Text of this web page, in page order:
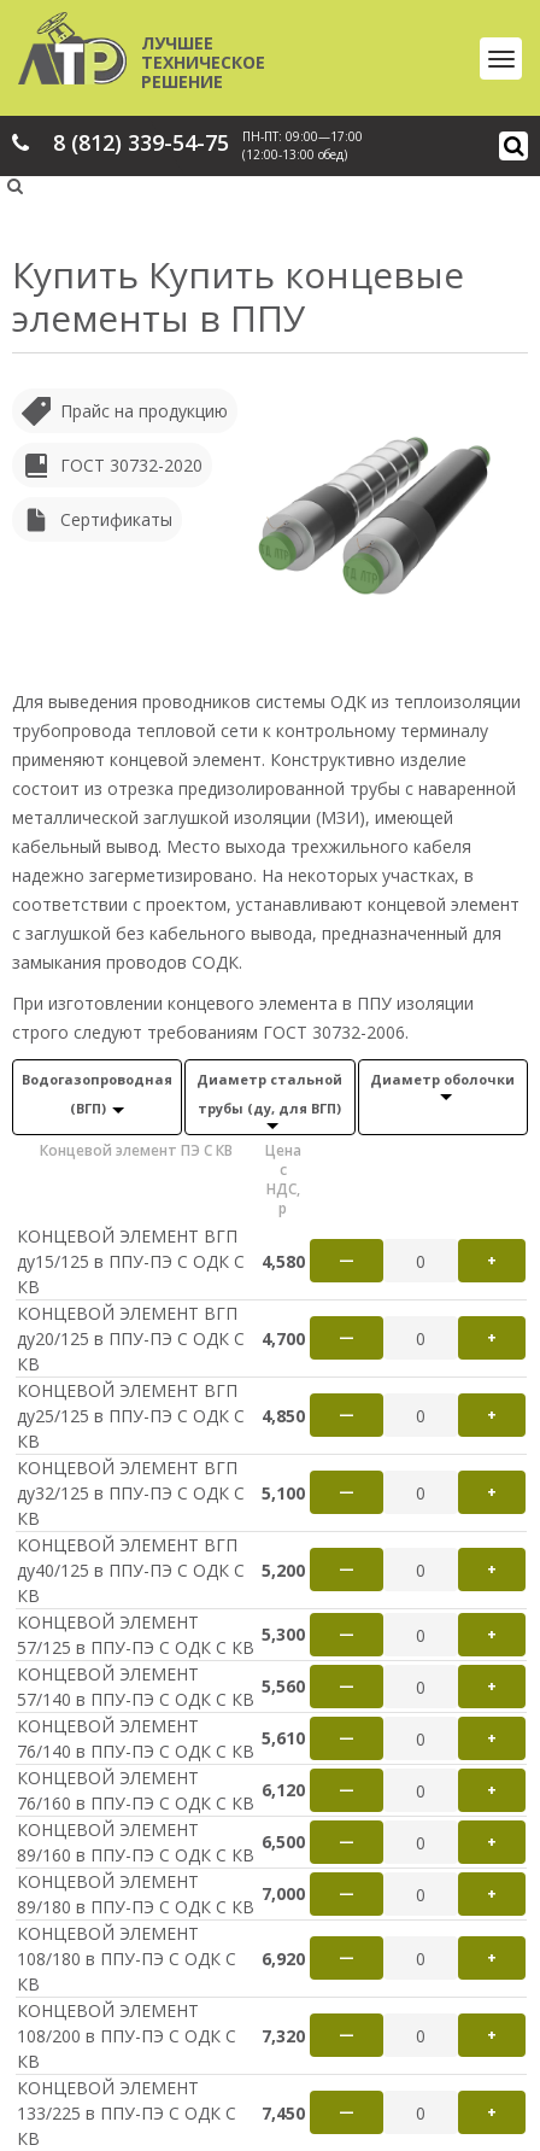
ЛУЧШЕЕ
ТЕХНИЧЕСКОЕ
РЕШЕНИЕ
8 (812) 339-54-75
ПН-ПТ: 09:00—17:00
(12:00-13:00 обед)
Купить Купить концевые
элементы в ППУ
Прайс на продукцию
ГОСТ 30732-2020
Сертификаты
Для выведения проводников системы ОДК из теплоизоляции
трубопровода тепловой сети к контрольному терминалу
применяют концевой элемент. Конструктивно изделие
состоит из отрезка предизолированной трубы с наваренной
металлической заглушкой изоляции (МЗИ), имеющей
кабельный вывод. Место выхода трехжильного кабеля
надежно загерметизировано. На некоторых участках, в
соответствии с проектом, устанавливают концевой элемент
с заглушкой без кабельного вывода, предназначенный для
замыкания проводов СОДК.
При изготовлении концевого элемента в ППУ изоляции
строго следуют требованиям ГОСТ 30732-2006.
Водогазопроводная
(ВГП)
Диаметр стальной
трубы (ду, для ВГП)
Диаметр оболочки
Концевой элемент ПЭ С КВ
Цена
с
НДС,
р
КОНЦЕВОЙ ЭЛЕМЕНТ ВГП
ду15/125 в ППУ-ПЭ С ОДК С
КВ
4,580 — +
КОНЦЕВОЙ ЭЛЕМЕНТ ВГП
ду20/125 в ППУ-ПЭ С ОДК С
КВ
4,700 — +
КОНЦЕВОЙ ЭЛЕМЕНТ ВГП
ду25/125 в ППУ-ПЭ С ОДК С
КВ
4,850 — +
КОНЦЕВОЙ ЭЛЕМЕНТ ВГП
ду32/125 в ППУ-ПЭ С ОДК С
КВ
5,100 — +
КОНЦЕВОЙ ЭЛЕМЕНТ ВГП
ду40/125 в ППУ-ПЭ С ОДК С
КВ
5,200 — +
КОНЦЕВОЙ ЭЛЕМЕНТ
57/125 в ППУ-ПЭ С ОДК С КВ
5,300 — +
КОНЦЕВОЙ ЭЛЕМЕНТ
57/140 в ППУ-ПЭ С ОДК С КВ
5,560 — +
КОНЦЕВОЙ ЭЛЕМЕНТ
76/140 в ППУ-ПЭ С ОДК С КВ
5,610 — +
КОНЦЕВОЙ ЭЛЕМЕНТ
76/160 в ППУ-ПЭ С ОДК С КВ
6,120 — +
КОНЦЕВОЙ ЭЛЕМЕНТ
89/160 в ППУ-ПЭ С ОДК С КВ
6,500 — +
КОНЦЕВОЙ ЭЛЕМЕНТ
89/180 в ППУ-ПЭ С ОДК С КВ
7,000 — +
КОНЦЕВОЙ ЭЛЕМЕНТ
108/180 в ППУ-ПЭ С ОДК С
КВ
6,920 — +
КОНЦЕВОЙ ЭЛЕМЕНТ
108/200 в ППУ-ПЭ С ОДК С
КВ
7,320 — +
КОНЦЕВОЙ ЭЛЕМЕНТ
133/225 в ППУ-ПЭ С ОДК С
КВ
7,450 — +